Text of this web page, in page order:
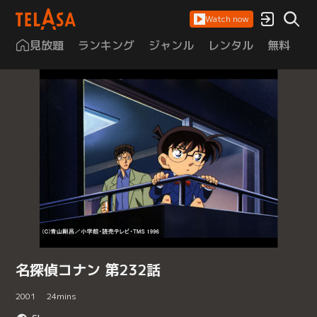
Watch now
見放題 ランキング ジャンル レンタル 無料
名探偵コナン 第232話
2001 24mins